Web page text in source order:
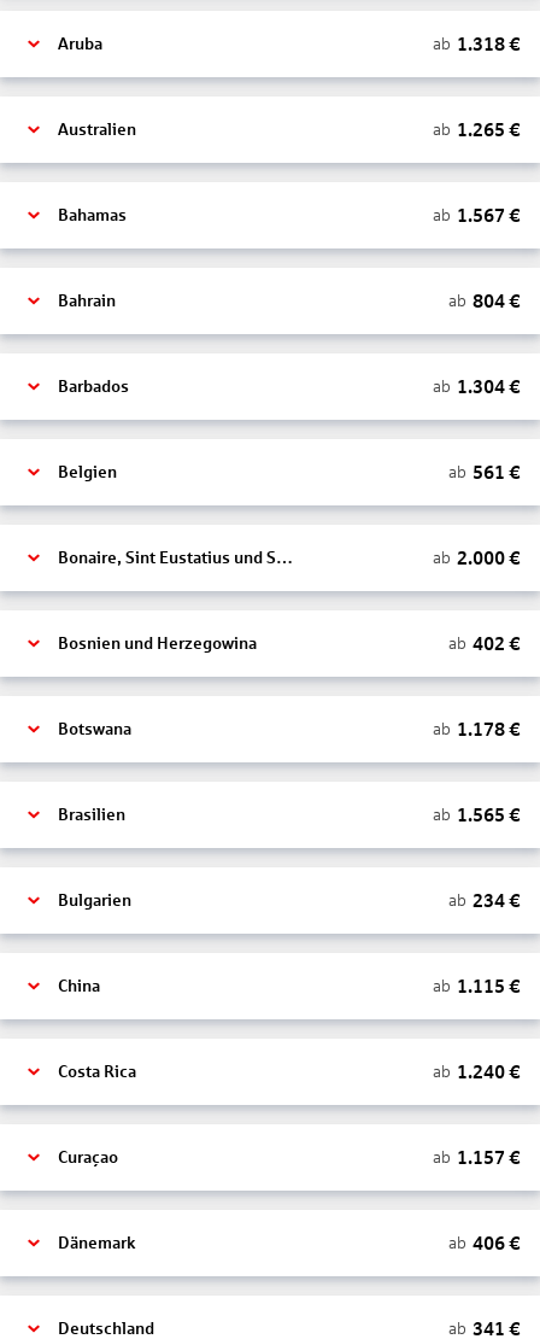
Aruba ab 1.318€
Australien ab 1.265 €
Bahamas ab 1.567 €
Bahrain ab 804€
Barbados ab 1.304€
Belgien ab 561 €
Bonaire, Sint Eustatius und Saba ab 2.000€
Bosnien und Herzegowina ab 402 €
Botswana ab 1.178€
Brasilien ab 1.565 €
Bulgarien ab 234€
China ab 1.115 €
Costa Rica ab 1.240€
Curaçao ab 1.157 €
Dänemark ab 406€
Deutschland ab 341 €